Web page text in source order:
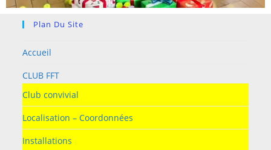
Plan Du Site
Accueil
CLUB FFT
Club convivial
Localisation – Coordonnées
Installations